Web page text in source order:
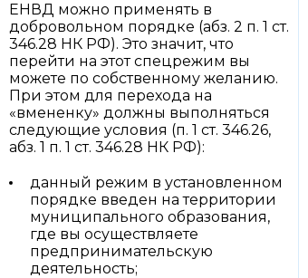
ЕНВД можно применять в
добровольном порядке (абз. 2 п. 1 ст.
346.28 НК РФ). Это значит, что
перейти на этот спецрежим вы
можете по собственному желанию.
При этом для перехода на
«вмененку» должны выполняться
следующие условия (п. 1 ст. 346.26,
абз. 1 п. 1 ст. 346.28 НК РФ):
данный режим в установленном
порядке введен на территории
муниципального образования,
где вы осуществляете
предпринимательскую
деятельность;